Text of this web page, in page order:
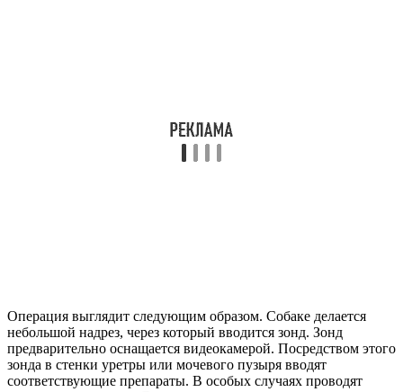
Операция выглядит следующим образом. Собаке делается
небольшой надрез, через который вводится зонд. Зонд
предварительно оснащается видеокамерой. Посредством этого
зонда в стенки уретры или мочевого пузыря вводят
соответствующие препараты. В особых случаях проводят